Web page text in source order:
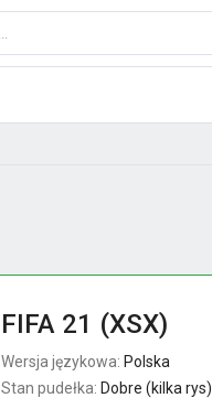
FIFA 21 (XSX)
Wersja językowa: Polska
Stan pudełka: Dobre (kilka rys)